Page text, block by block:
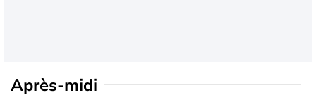
Après-midi